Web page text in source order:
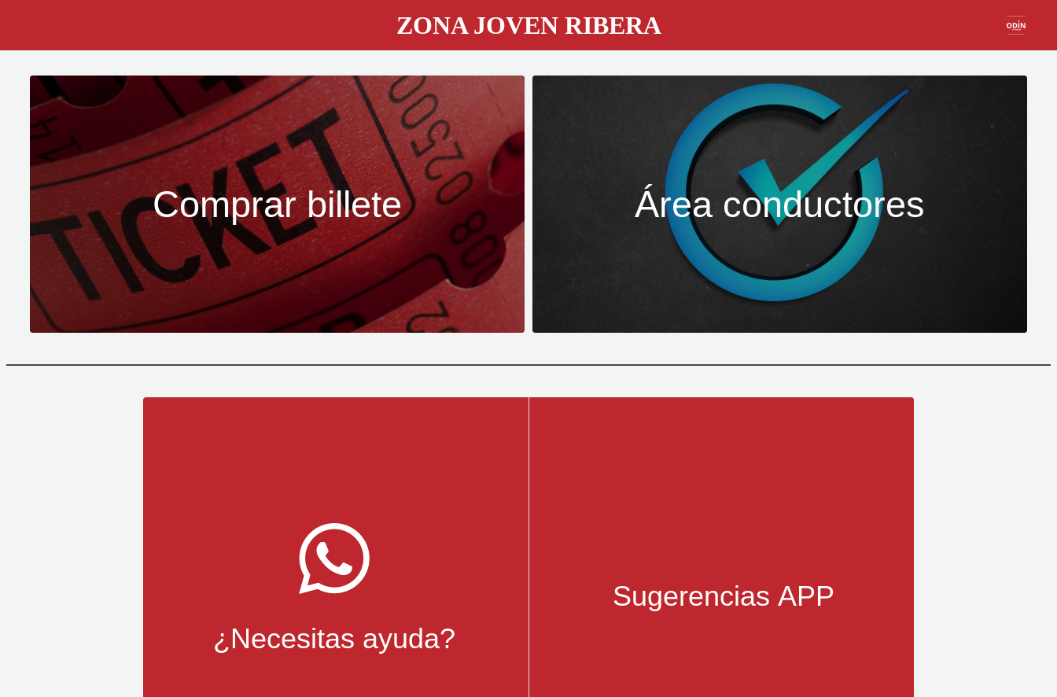
ZONA JOVEN RIBERA
Comprar billete Área conductores
¿Necesitas ayuda?
Sugerencias APP